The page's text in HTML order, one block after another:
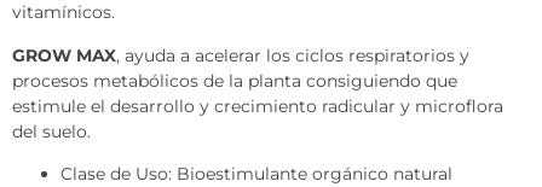
vitamínicos.
GROW MAX, ayuda a acelerar los ciclos respiratorios y
procesos metabólicos de la planta consiguiendo que
estimule el desarrollo y crecimiento radicular y microflora
del suelo.
Clase de Uso: Bioestimulante orgánico natural